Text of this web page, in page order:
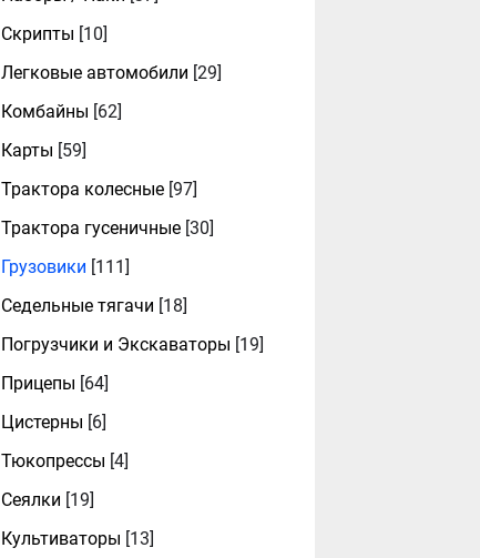
Скрипты [10]
Легковые автомобили [29]
Комбайны [62]
Карты [59]
Трактора колесные [97]
Трактора гусеничные [30]
Грузовики [111]
Седельные тягачи [18]
Погрузчики и Экскаваторы [19]
Прицепы [64]
Цистерны [6]
Тюкопрессы [4]
Сеялки [19]
Культиваторы [13]